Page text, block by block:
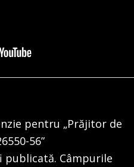
pentru „Prăjitor de
56”
publicată. Câmpurile